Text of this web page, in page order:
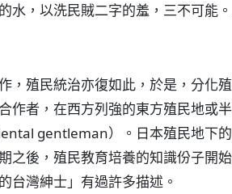
，以洗民賊二字的羞，三不可能。
，殖民統治亦復如此，於是，分化
作者，在西方列強的東方殖民地或
gentleman）。日本殖民地下
之後，殖民教育培養的知識份子開
台灣紳士」有過許多描述。